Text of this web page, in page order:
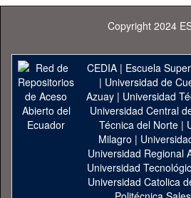
Copyright 2024
CEDIA| Escuela
| Universidad de
Azuay| Universidad
Universidad Central
Técnica del Norte |
Milagro |
Universidad Regional
Universidad
Universidad Catolica